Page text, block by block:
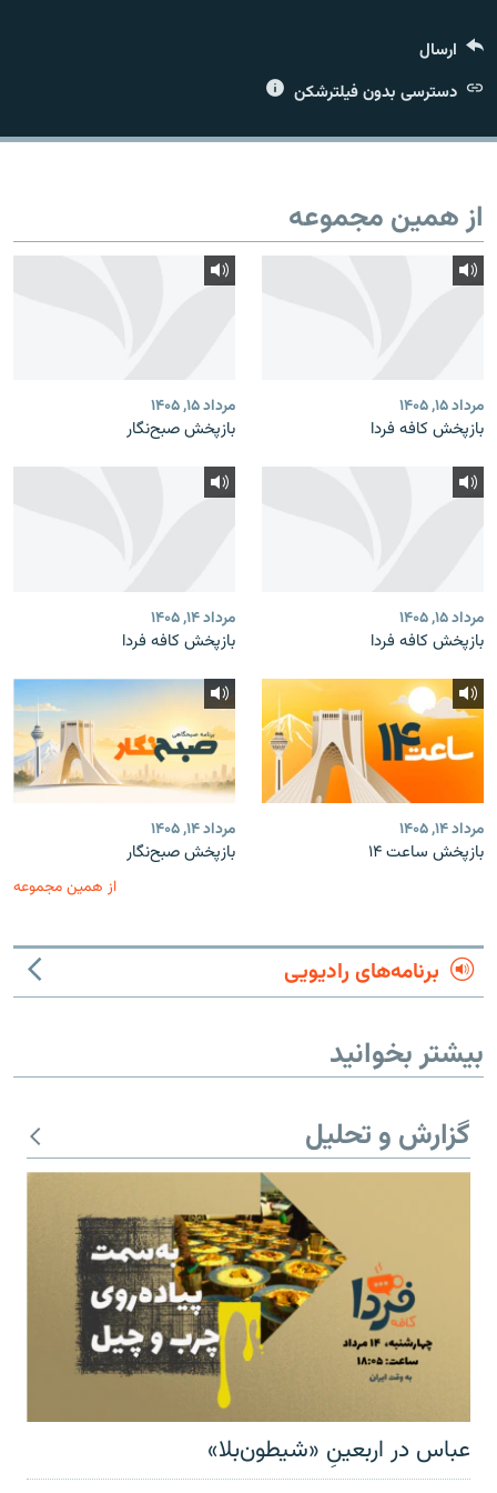
زبان‌های دیگر
ارسال
دسترسی بدون فیلترشکن
از همین مجموعه
مرداد ۱۵, ۱۴۰۵
بازپخش کافه فردا
مرداد ۱۵, ۱۴۰۵
بازپخش صبح‌نگار
مرداد ۱۵, ۱۴۰۵
بازپخش کافه فردا
مرداد ۱۴, ۱۴۰۵
بازپخش کافه فردا
مرداد ۱۴, ۱۴۰۵
بازپخش ساعت ۱۴
مرداد ۱۴, ۱۴۰۵
بازپخش صبح‌نگار
از همین مجموعه
برنامه‌های رادیویی
بیشتر بخوانید
گزارش و تحلیل
عباس در اربعینِ «شیطون‌بلا»